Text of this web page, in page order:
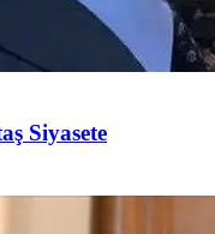
Siyasete